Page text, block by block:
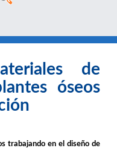
de
óseos
trabajando en el diseño de